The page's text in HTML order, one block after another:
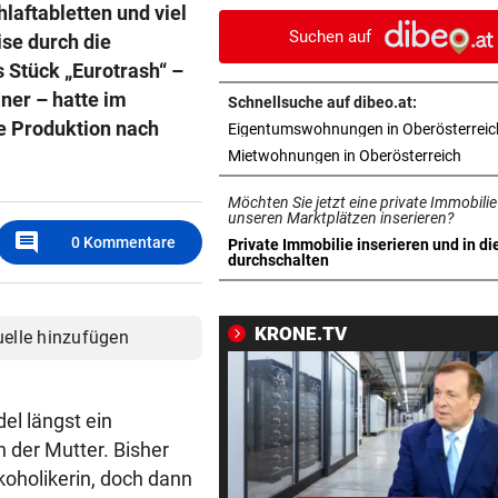
und viel
durch die
„Eurotrash“ –
– hatte im
Produktion nach
comment 0 Kommentare
hinzufügen
längst ein
der Mutter. Bisher
doch dann
hatte Riesenglück“
WEGEN NIEDRIGWASSER vor
Güterschiffe können nicht
beladen werden
WASSERSTAND ZU NIEDRIG vor 20
Voestalpine hat
Donau eingestellt
OFT WENIGER GESCHÄFT
liegen am See“
NEUER TAXIVERMITTLER vor 21
Was den Uber-Rivalen jetzt
nach Linz bringt
SPRANG DANN IN POOL vor
Suchen auf
Schnellsuche auf dibeo.at:
Eigentumswohnungen in
Mietwohnungen in Oberösterreich
Möchten Sie jetzt eine private
unseren Marktplätzen inserieren?
Private Immobilie inserieren und in
durchschalten
in neuem Tab öffnen
KRONE.TV